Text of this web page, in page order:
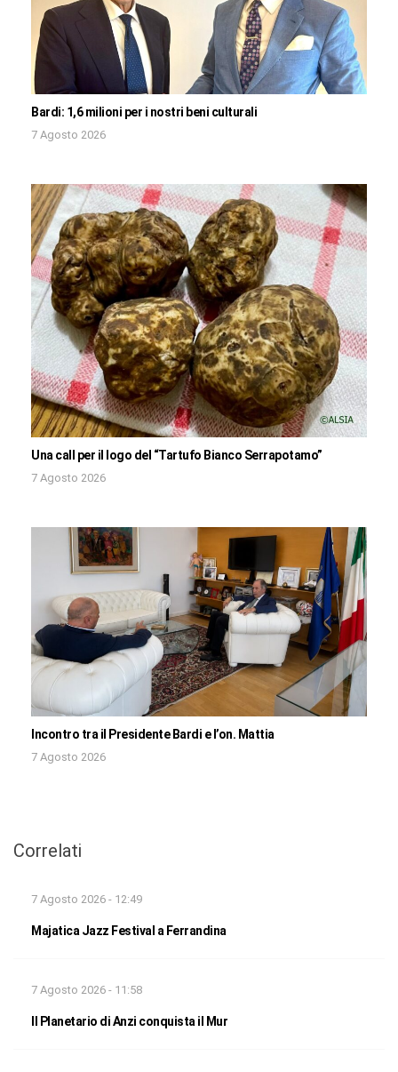
Bardi: 1,6 milioni per i nostri beni culturali
7 Agosto 2026
Una call per il logo del “Tartufo Bianco Serrapotamo”
7 Agosto 2026
Incontro tra il Presidente Bardi e l’on. Mattia
7 Agosto 2026
Correlati
7 Agosto 2026 - 12:49
Majatica Jazz Festival a Ferrandina
7 Agosto 2026 - 11:58
Il Planetario di Anzi conquista il Mur